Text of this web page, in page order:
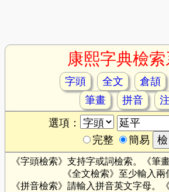
康熙字典檢
字頭 全文 倉頡
筆畫
拼音
選項：
完整
簡易
《字頭檢索》支持字或詞檢索。《筆
《全文檢索》至少輸入兩
《拼音檢索》請輸入拼音英文字母。